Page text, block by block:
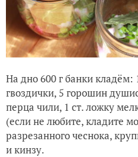
На дно 600 г банки кладём:
гвоздички, 5 горошин
перца чили, 1 ст. ложку
(если не любите, кладите
разрезанного чеснока,
и кинзу.